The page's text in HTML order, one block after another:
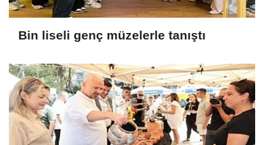
Bin liseli genç müzelerle tanıştı